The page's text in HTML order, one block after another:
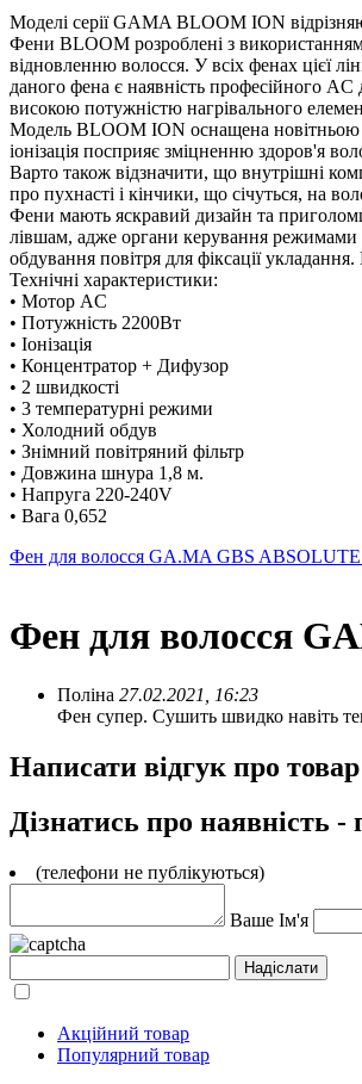
Моделі серії GAMA BLOOM ION
Фени BLOOM розроблені з використанням
відновленню волосся. У всіх фенах цієї
даного фена є наявність професійного
високою потужністю нагрівального
Модель BLOOM ION оснащена новітньою
іонізація посприяє зміцненню здоров'я
Варто також відзначити, що внутрішні
про пухнасті і кінчики, що січуться, на
Фени мають яскравий дизайн та
лівшам, адже органи керування режимами
обдування повітря для фіксації
Технічні характеристики:
• Мотор AC
• Потужність 2200Вт
• Іонізація
• Концентратор + Дифузор
• 2 швидкості
• 3 температурні режими
• Холодний обдув
• Знімний повітряний фільтр
• Довжина шнура 1,8 м.
• Напруга 220-240V
• Вага 0,652
Фен для волосся GA.MA GBS
Фен для волосся
Поліна 27.02.2021, 16:23
Фен супер. Сушить швидко навіть
Написати відгук про товар
Дізнатись про наявність
(телефони не публікуються)
Ваше Ім'я
Акційний товар
Популярний товар